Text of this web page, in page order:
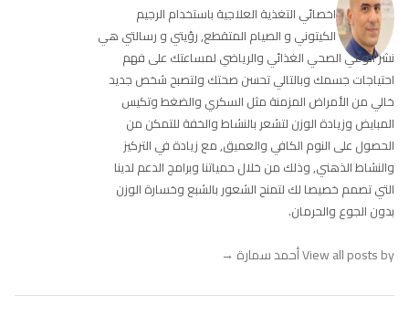
اخصائي التغذية العلاجية باستخدام الرجيم
الكيتوني و الصيام المتقطع, رؤيتي و رسالتي هي
نشر الوعي الصحي الغذائي والرياضي لمساعتك على فهم
احتياجات جسمك وبالتالي تحسن صحتك ولتصبح شخص جديد
خالي من الأمراض المزمنة مثل السكري والضغط وتكيس
المبايض وزيادة الوزن لتشعر بالنشاط والخفة للتمكن من
الحصول على النوم الكافي والعميق, مع زيادة في التركيز
والنشاط الذهني, وذلك من خلال حمياتنا وبرامج الدعم لدينا
التي تصمم خصيصا لك لتمنح الشعور بالشبع وخسارة الوزن
بدون الجوع والحرمان.
View all posts by أحمد سمارة →